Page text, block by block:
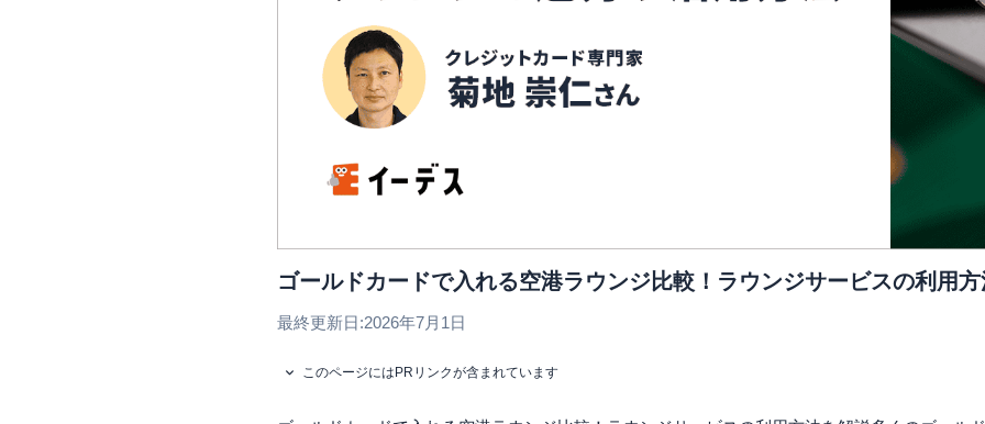
ゴールドカードで入れる空港ラウンジ比較！ラウンジサービスの利用
最終更新日:2026年7月1日
このページにはPRリンクが含まれています